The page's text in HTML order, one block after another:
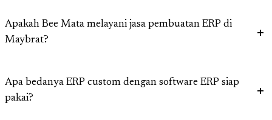
Apakah Bee Mata melayani jasa pembuatan ERP di
Maybrat?
Apa bedanya ERP custom dengan software ERP siap
pakai?